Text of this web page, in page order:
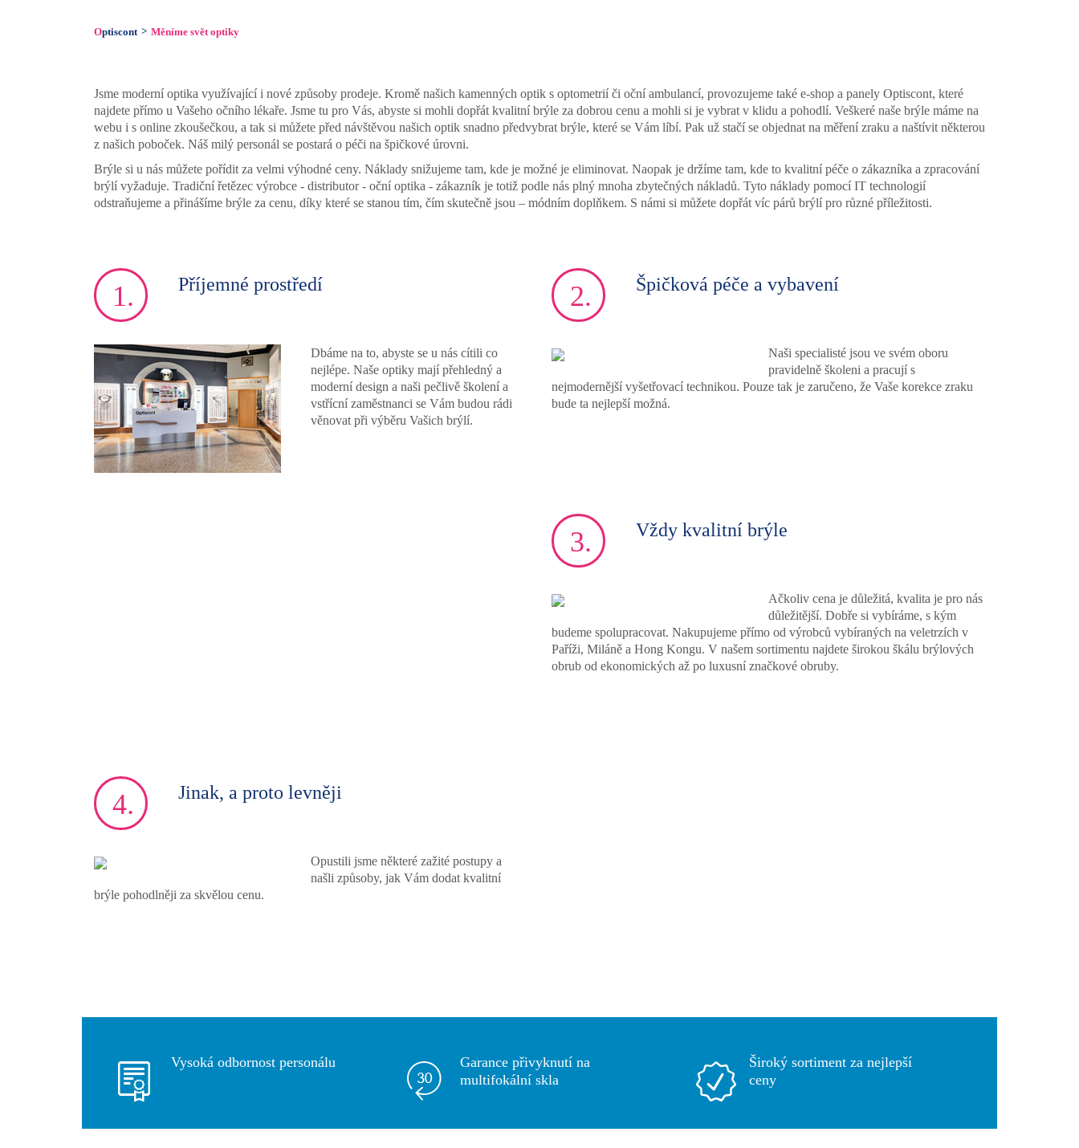
Optiscont Měníme svět optiky
Jsme moderní optika využívající i nové způsoby prodeje. Kromě našich kamenných optik s optometrií či oční ambulancí, provozujeme také e-shop a panely Optiscont, které
najdete přímo u Vašeho očního lékaře. Jsme tu pro Vás, abyste si mohli dopřát kvalitní brýle za dobrou cenu a mohli si je vybrat v klidu a pohodlí. Veškeré naše brýle máme na
webu i s online zkoušečkou, a tak si můžete před návštěvou našich optik snadno předvybrat brýle, které se Vám líbí. Pak už stačí se objednat na měření zraku a naštívit některou
z našich poboček. Náš milý personál se postará o péči na špičkové úrovni.
Brýle si u nás můžete pořídit za velmi výhodné ceny. Náklady snižujeme tam, kde je možné je eliminovat. Naopak je držíme tam, kde to kvalitní péče o zákazníka a zpracování
brýlí vyžaduje. Tradiční řetězec výrobce - distributor - oční optika - zákazník je totiž podle nás plný mnoha zbytečných nákladů. Tyto náklady pomocí IT technologií
odstraňujeme a přinášíme brýle za cenu, díky které se stanou tím, čím skutečně jsou – módním doplňkem. S námi si můžete dopřát víc párů brýlí pro různé příležitosti.
1. Příjemné prostředí
Dbáme na to, abyste se u nás cítili co
nejlépe. Naše optiky mají přehledný a
moderní design a naši pečlivě školení a
vstřícní zaměstnanci se Vám budou rádi
věnovat při výběru Vašich brýlí.
2. Špičková péče a vybavení
Naši specialisté jsou ve svém oboru
pravidelně školeni a pracují s
nejmodernější vyšetřovací technikou. Pouze tak je zaručeno, že Vaše korekce zraku
bude ta nejlepší možná.
3. Vždy kvalitní brýle
Ačkoliv cena je důležitá, kvalita je pro nás
důležitější. Dobře si vybíráme, s kým
budeme spolupracovat. Nakupujeme přímo od výrobců vybíraných na veletrzích v
Paříži, Miláně a Hong Kongu. V našem sortimentu najdete širokou škálu brýlových
obrub od ekonomických až po luxusní značkové obruby.
4. Jinak, a proto levněji
Opustili jsme některé zažité postupy a
našli způsoby, jak Vám dodat kvalitní
brýle pohodlněji za skvělou cenu.
Vysoká odbornost personálu
Garance přivyknutí na
multifokální skla
Široký sortiment za nejlepší
ceny